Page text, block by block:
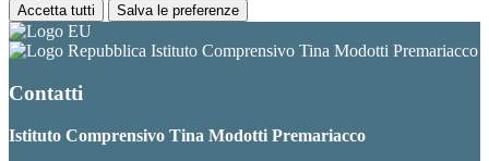
Accetta tutti Salva le preferenze
Istituto Comprensivo Tina Modotti Premariacco
Contatti
Istituto Comprensivo Tina Modotti Premariacco